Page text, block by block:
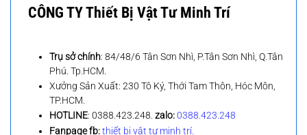
CÔNG TY Thiết Bị Vật Tư Minh Trí
Trụ sở chính: 84/48/6 Tân Sơn Nhì, P.Tân Sơn Nhì, Q.Tân
Phú. Tp.HCM.
Xưởng Sản Xuất: 230 Tô Ký, Thới Tam Thôn, Hóc Môn,
TP.HCM.
HOTLINE: 0388.423.248.zalo:0388.423.248
Fanpage fb:thiết bị vật tư minh trí.